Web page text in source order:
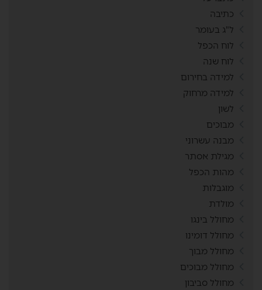
כתיבה
ל"ג בעומר
לוח הכפל
לוח שנה
למידה בחירום
למידה מרחוק
לשון
מבוכים
מבנה עשרוני
מגילת אסתר
מהות הכפל
מוגבלות
מולדת
מחולל בינגו
מחולל דומינו
מחולל מבוך
מחולל מבוכים
מחולל סביבון